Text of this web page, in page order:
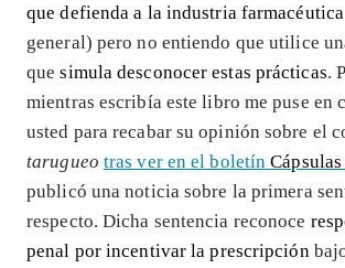
que defienda a la industria
general) pero no entiendo que utilice
quesimula desconocer estas prácticas.
mientras escribía este libro me puse en
usted para recabar su opinión sobre el
tarugueo tras ver en el boletín
publicó una noticia sobre la primera
respecto. Dicha sentencia reconoce
penal por incentivar la prescripción